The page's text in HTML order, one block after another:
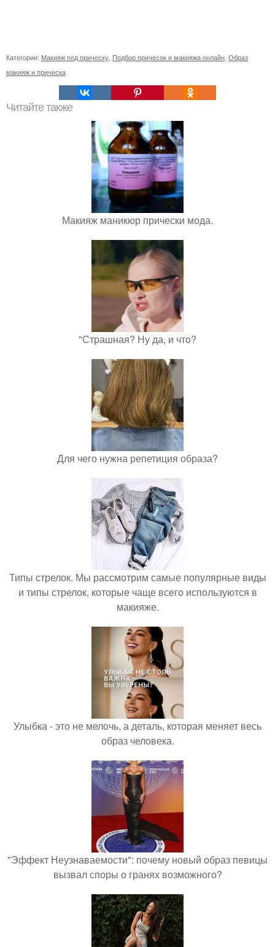
Категории: Макияж под прическу Подбор причесок и макияжа онлайн Образ
макияж и прическа
Читайте также
Макияж маникюр прически мода.
"Страшная? Ну да, и что?
Для чего нужна репетиция образа?
Типы стрелок. Мы рассмотрим самые популярные виды
и типы стрелок, которые чаще всего используются в
макияже.
Улыбка - это не мелочь, а деталь, которая меняет весь
образ человека.
"Эффект Неузнаваемости": почему новый образ певицы
вызвал споры о гранях возможного?